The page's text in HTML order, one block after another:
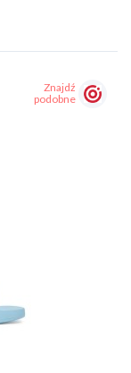
Znajdź
podobne